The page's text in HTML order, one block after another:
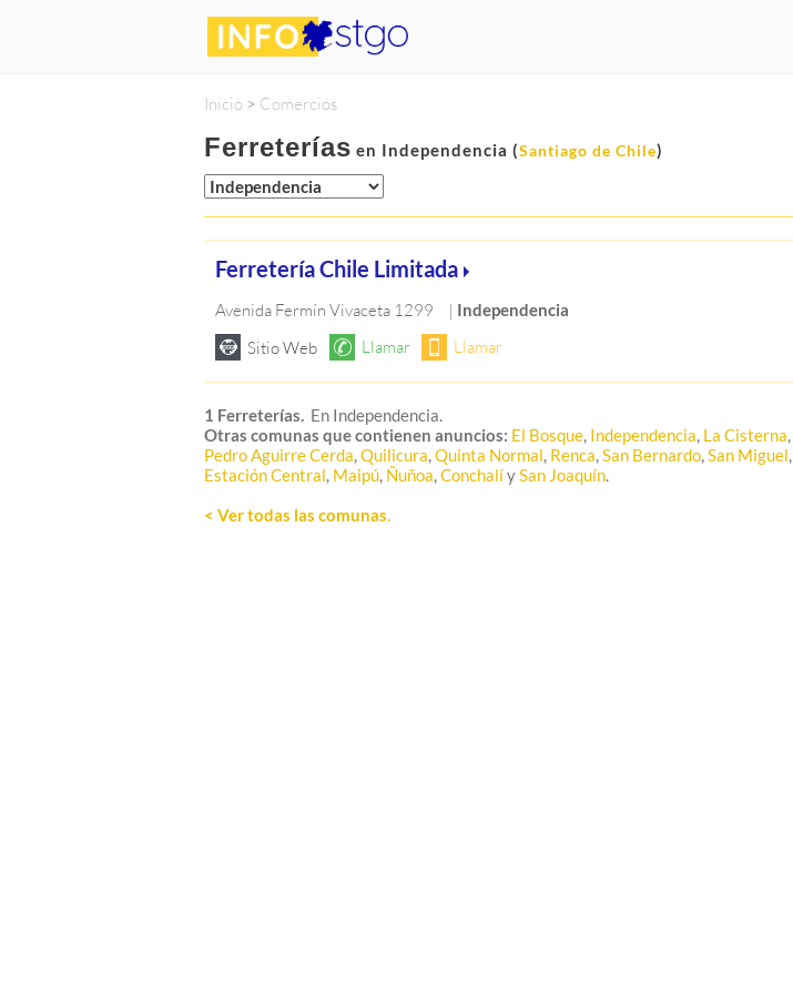
Inicio > Comercios
Ferreterías en Independencia (Santiago de Chile)
Ferretería Chile Limitada
Avenida Fermín Vivaceta 1299 | Independencia
1 Ferreterías. En Independencia.
Otras comunas que contienen anuncios: El Bosque, Independencia, La Cisterna,
Pedro Aguirre Cerda,Quilicura,Quinta Normal, Renca,San Bernardo,San Miguel,
Estación Central, Maipú, Ñuñoa,ConchalíySan Joaquín.
< Ver todas las comunas.